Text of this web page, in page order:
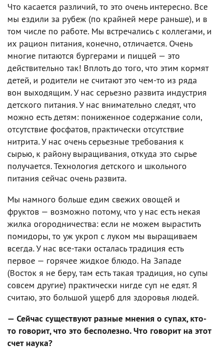
Что касается различий, то это очень интересно. Все
мы ездили за рубеж (по крайней мере раньше), и в
том числе по работе. Мы встречались с коллегами, и
их рацион питания, конечно, отличается. Очень
многие питаются бургерами и пиццей — это
действительно так! Вплоть до того, что этим кормят
детей, и родители не считают это чем-то из ряда
вон выходящим. У нас серьезно развита индустрия
детского питания. У нас внимательно следят, что
можно есть детям: пониженное содержание соли,
отсутствие фосфатов, практически отсутствие
нитрита. У нас очень серьезные требования к
сырью, к району выращивания, откуда это сырье
получается. Технология детского и школьного
питания сейчас очень развита.
Мы намного больше едим свежих овощей и
фруктов — возможно потому, что у нас есть некая
жилка огородничества: если не можем вырастить
помидоры, то уж укроп с луком мы выращиваем
всегда. У нас все-таки осталась традиция есть
первое — горячее жидкое блюдо. На Западе
(Восток я не беру, там есть такая традиция, но супы
совсем другие) практически нигде суп не едят. Я
считаю, это большой ущерб для здоровья людей.
— Сейчас существуют разные мнения о супах, кто-
то говорит, что это бесполезно. Что говорит на этот
счет наука?